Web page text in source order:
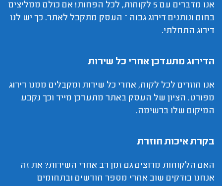
אנו מדברים עם 5 לקוחות, לכל הפחות! אם כולם ממליצים
בחום ונותנים דירוג גבוה – העסק מתקבל לאתר. כך יש לנו
דירוג התחלתי.
הדירוג מתעדכן אחרי כל שירות
אנו חוזרים לכל לקוח, אחרי כל שירות ומקבלים ממנו דירוג
מפורט. הציון של העסק באתר מתעדכן מייד וכך נקבע
המיקום שלו ברשימה.
בקרת איכות חוזרת
האם הלקוחות מרוצים גם זמן רב אחרי השירות? את זה
אנחנו בודקים שוב אחרי מספר חודשים ובתחומים